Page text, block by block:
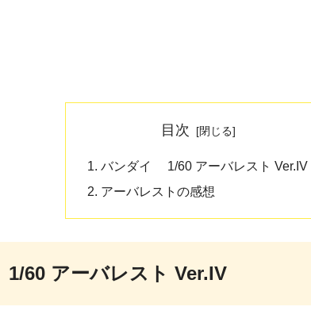
目次
バンダイ 1/60 アーバレスト Ver.IV
アーバレストの感想
60 アーバレスト Ver.IV